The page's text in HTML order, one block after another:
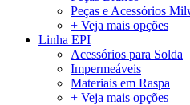
Peças e Acessórios
+ Veja mais opções
Linha EPI
Acessórios para Solda
Impermeáveis
Materiais em Raspa
+ Veja mais opções